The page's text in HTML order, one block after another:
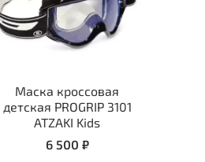
Маска кроссовая
детская PROGRIP 3101
ATZAKI Kids
6 500 ₽